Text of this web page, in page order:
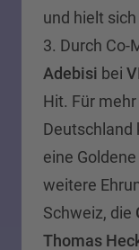
und hielt
3. Durch
Adebisi bei
Hit. Für
Deutschland
eine
weitere
Schweiz, die
Thomas